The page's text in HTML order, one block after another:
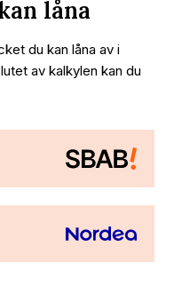
låna
du kan låna av i
av kalkylen kan du